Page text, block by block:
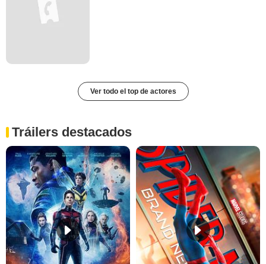
Ver todo el top de actores
Tráilers destacados